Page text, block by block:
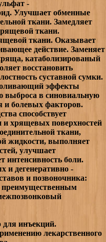
-
Улучшает обменные
ткани. Замедляет
ткани.
ткани. Оказывает
действие. Заменяет
катаболизированый
восстановить
суставной сумки.
эффекты
выброса в синовиальную
и болевых факторов.
способствует
и хрящевых поверхностей
ткани,
жидкости, выполняет
улучшает
интенсивность боли.
и дегенеративно -
и позвоночника:
преимущественным
инъекций.
лекарственного